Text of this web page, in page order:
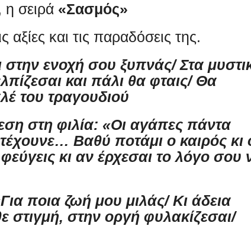
η σειρά «Σασμός»
και τις παραδόσεις της.
στην ενοχή σου ξυπνάς/ Στα
και πάλι θα φταις/ Θα
του τραγουδιού
στη φιλία: «Οι αγάπες πάντα
Βαθύ ποτάμι ο καιρός κι
κι αν έρχεσαι το λόγο σου
ποια ζωή μου μιλάς/ Κι άδεια
στιγμή, στην οργή φυλακίζεσαι/